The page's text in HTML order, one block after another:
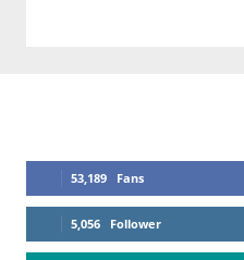
53,189 Fans
5,056 Follower